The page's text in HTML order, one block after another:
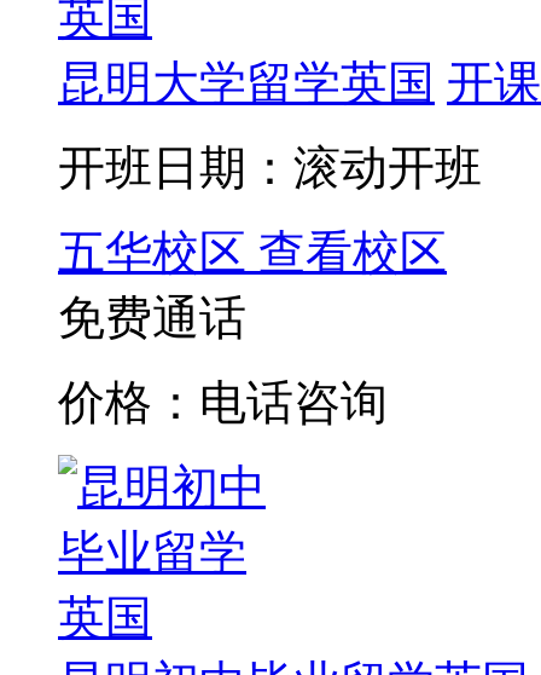
昆明大学留学英国 开
开班日期：滚动开班
五华校区 查看校区
免费通话
价格：电话咨询